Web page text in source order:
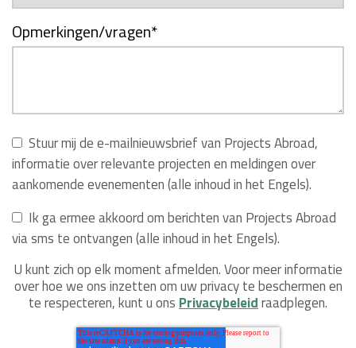
Opmerkingen/vragen*
Stuur mij de e-mailnieuwsbrief van Projects Abroad,
informatie over relevante projecten en meldingen over
aankomende evenementen (alle inhoud in het Engels).
Ik ga ermee akkoord om berichten van Projects Abroad
via sms te ontvangen (alle inhoud in het Engels).
U kunt zich op elk moment afmelden. Voor meer informatie
over hoe we ons inzetten om uw privacy te beschermen en
te respecteren, kunt u onsPrivacybeleidraadplegen.